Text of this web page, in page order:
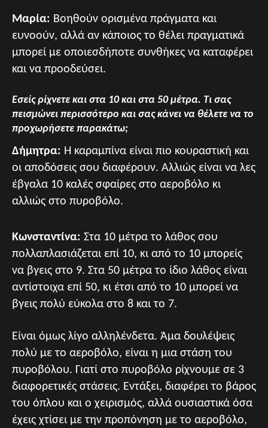
Μαρία: Βοηθούν ορισμένα πράγματα και
ευνοούν, αλλά αν κάποιος το θέλει πραγματικά
μπορεί με οποιεσδήποτε συνθήκες να καταφέρει
και να προοδεύσει.
Εσείς ρίχνετε και στα 10 και στα 50 μέτρα. Τι σας
πεισμώνει περισσότερο και σας κάνει να θέλετε να το
προχωρήσετε παρακάτω;
Δήμητρα: Η καραμπίνα είναι πιο κουραστική και
οι αποδόσεις σου διαφέρουν. Αλλιώς είναι να λες
έβγαλα 10 καλές σφαίρες στο αεροβόλο κι
αλλιώς στο πυροβόλο.
Κωνσταντίνα: Στα 10 μέτρα το λάθος σου
πολλαπλασιάζεται επί 10, κι από το 10 μπορείς
να βγεις στο 9. Στα 50 μέτρα το ίδιο λάθος είναι
αντίστοιχα επί 50, κι έτσι από το 10 μπορεί να
βγεις πολύ εύκολα στο 8 και το 7.
Είναι όμως λίγο αλληλένδετα. Άμα δουλέψεις
πολύ με το αεροβόλο, είναι η μια στάση του
πυροβόλου. Γιατί στο πυροβόλο ρίχνουμε σε 3
διαφορετικές στάσεις. Εντάξει, διαφέρει το βάρος
του όπλου και ο χειρισμός, αλλά ουσιαστικά όσα
έχεις χτίσει με την προπόνηση με το αεροβόλο,